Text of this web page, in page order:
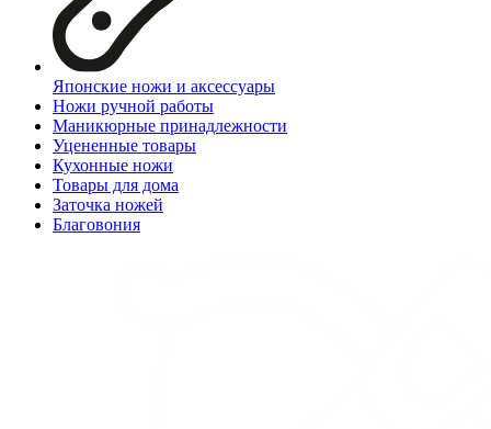
Японские ножи и аксессуары
Ножи ручной работы
Маникюрные принадлежности
Уцененные товары
Кухонные ножи
Товары для дома
Заточка ножей
Благовония